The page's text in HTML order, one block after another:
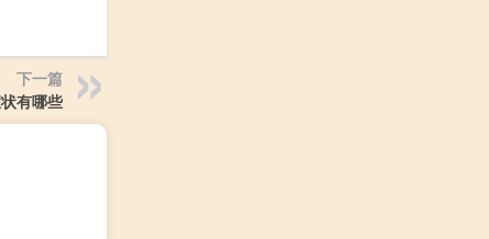
下一篇
有哪些